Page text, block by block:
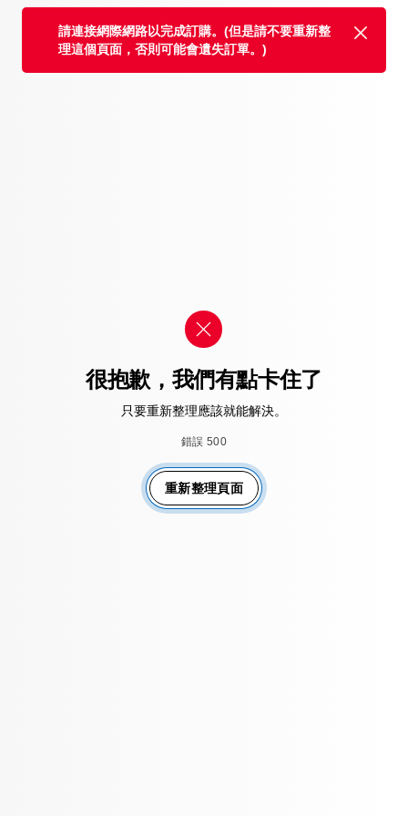
請連接網際網路以完成訂購。(但是請不要重新整
理這個頁面，否則可能會遺失訂單。)
很抱歉，我們有點卡住了
只要重新整理應該就能解決。
錯誤 500
重新整理頁面